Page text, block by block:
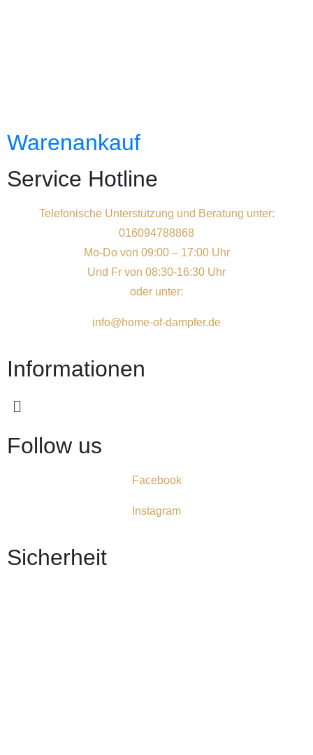
Warenankauf
Service Hotline
Telefonische Unterstützung und Beratung unter:
016094788868
Mo-Do von 09:00 – 17:00 Uhr
Und Fr von 08:30-16:30 Uhr
oder unter:
info@home-of-dampfer.de
Informationen
Follow us
Facebook
Instagram
Sicherheit